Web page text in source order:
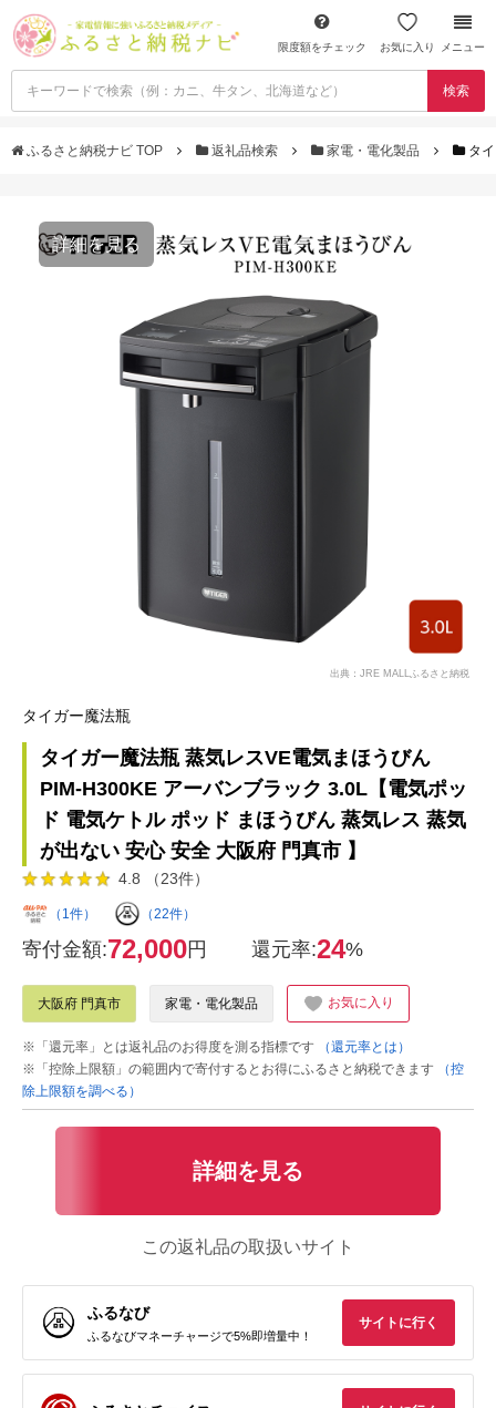
限度額をチェック お気に入り メニュー
検索
ふるさと納税ナビ TOP 返礼品検索 家電・電化製品 タ
詳細を見る
出典：JRE MALLふるさと納税
タイガー魔法瓶
タイガー魔法瓶 蒸気レスVE電気まほうびん
PIM-H300KE アーバンブラック 3.0L【電気ポッ
ド 電気ケトル ポッド まほうびん 蒸気レス 蒸気
が出ない 安心 安全 大阪府 門真市 】
4.8 （23件）
（1件） （22件）
寄付金額:72,000円 還元率:24%
大阪府 門真市 家電・電化製品 お気に入り
※「還元率」とは返礼品のお得度を測る指標です
（還元率とは）
※「控除上限額」の範囲内で寄付するとお得にふるさと納税できます
（控
除上限額を調べる）
詳細を見る
この返礼品の取扱いサイト
ふるなび
ふるなびマネーチャージで5%即増量中！
サイトに行く